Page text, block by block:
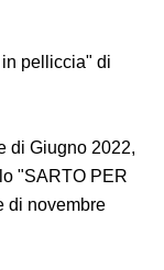
in pelliccia" di
di Giugno 2022,
"SARTO PER
di novembre